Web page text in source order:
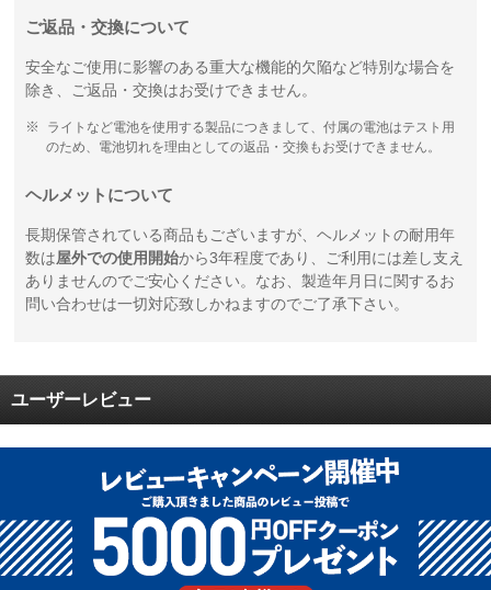
ご返品・交換について
安全なご使用に影響のある重大な機能的欠陥など特別な場合を
除き、ご返品・交換はお受けできません。
ライトなど電池を使用する製品につきまして、付属の電池はテスト用
のため、電池切れを理由としての返品・交換もお受けできません。
ヘルメットについて
長期保管されている商品もございますが、ヘルメットの耐用年
数は屋外での使用開始から3年程度であり、ご利用には差し支え
ありませんのでご安心ください。なお、製造年月日に関するお
問い合わせは一切対応致しかねますのでご了承下さい。
ユーザーレビュー